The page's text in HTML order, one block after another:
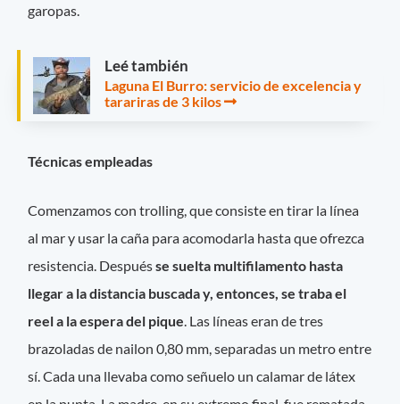
garopas.
Leé también
Laguna El Burro: servicio de excelencia y
tarariras de 3 kilos
Técnicas empleadas
Comenzamos con trolling, que consiste en tirar la línea
al mar y usar la caña para acomodarla hasta que ofrezca
resistencia. Despuésse suelta multifilamento hasta
llegar a la distancia buscada y, entonces, se traba el
reel a la espera del pique. Las líneas eran de tres
brazoladas de nailon 0,80 mm, separadas un metro entre
sí. Cada una llevaba como señuelo un calamar de látex